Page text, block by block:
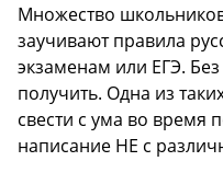
Множество
заучивают правила
экзаменам или ЕГЭ.
получить. Одна из
свести с ума во время
написание НЕ с